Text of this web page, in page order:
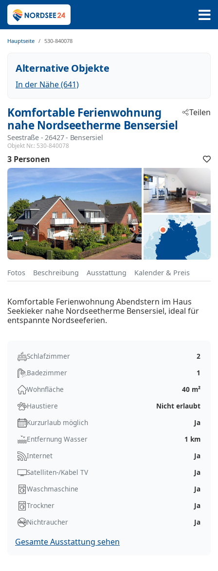
Hauptseite 530-840078
Alternative Objekte
In der Nähe (641)
Komfortable Ferienwohnung
nahe Nordseetherme Bensersiel
Seestraße - 26427 - Bensersiel
Objekt Nr.: 530-840078
Teilen
3 Personen
Fotos Beschreibung Ausstattung Kalender & Preis
Komfortable Ferienwohnung Abendstern im Haus
Seekieker nahe Nordseetherme Bensersiel, ideal für
entspannte Nordseeferien.
Schlafzimmer
2
Badezimmer
1
Wohnfläche
40 m²
Haustiere
Nicht erlaubt
Kurzurlaub möglich
Ja
Entfernung Wasser
1 km
Internet
Ja
Satelliten-/Kabel TV
Ja
Waschmaschine
Ja
Trockner
Ja
Nichtraucher
Ja
Gesamte Ausstattung sehen